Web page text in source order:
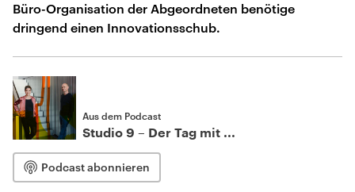
Büro-Organisation der Abgeordneten benötige
dringend einen Innovationsschub.
Aus dem Podcast
Studio 9 – Der Tag mit ...
Podcast abonnieren